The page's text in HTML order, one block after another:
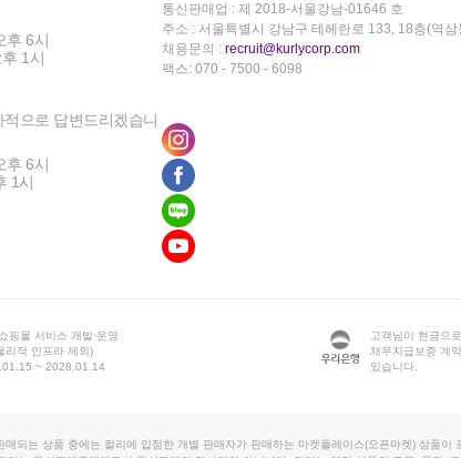
후 6시
1시
으로 답변드리겠습니
후 6시
1시
통신판매업 : 제 2018-서울강남-01646 호
주소 : 서울특별시 강남구 테헤란로 133, 18층(역삼
채용문의 : recruit@kurlycorp.com
팩스: 070 - 7500 - 6098
핑몰 서비스 개발·운영
리적 인프라 제외)
~ 2028.01.14
고객님이 현금으
채무지급보증 계
있습니다.
매되는 상품 중에는 컬리에 입점한 개별 판매자가 판매하는 마켓플레이스(오픈마켓) 상품이